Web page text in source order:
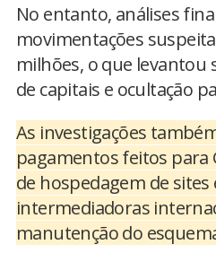
No entanto, análises
movimentações
milhões, o que levantou
de capitais e ocultação
As investigações
pagamentos feitos para
de hospedagem de sites
intermediadoras
manutenção do